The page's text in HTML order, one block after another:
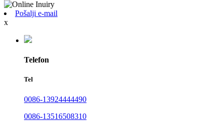
Pošalji e-mail
x
Telefon
Tel
0086-13924444490
0086-13516508310